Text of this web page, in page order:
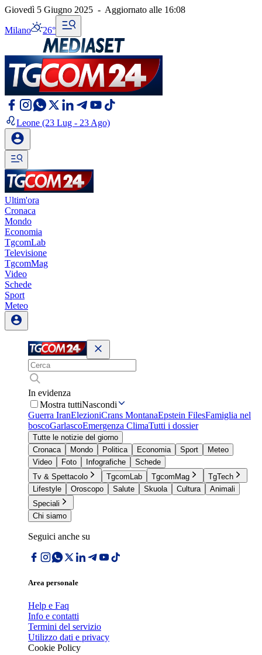
Giovedì 5 Giugno 2025 - Aggiornato alle 16:08
Milano 26°
Leone (23 Lug - 23 Ago)
Ultim'ora
Cronaca
Mondo
Economia
TgcomLab
Televisione
TgcomMag
Video
Schede
Sport
Meteo
In evidenza
Mostra tuttiNascondi
Guerra IranElezioniCrans MontanaEpstein FilesFamiglia nel
boscoGarlascoEmergenza ClimaTutti i dossier
Tutte le notizie del giorno
Cronaca
Mondo Politica Economia Sport
Meteo
Video
Foto Infografiche
Schede
Tv & Spettacolo
TgcomLab TgcomMag
TgTech
Lifestyle
Oroscopo Salute Skuola Cultura
Animali
Speciali
Chi siamo
Seguici anche su
Area personale
Help e Faq
Info e contatti
Termini del servizio
Utilizzo dati e privacy
Cookie Policy